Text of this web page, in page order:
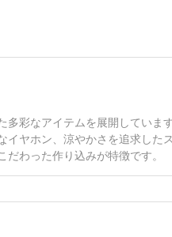
彩なアイテムを展開していま
ヤホン、涼やかさを追求した
わった作り込みが特徴です。